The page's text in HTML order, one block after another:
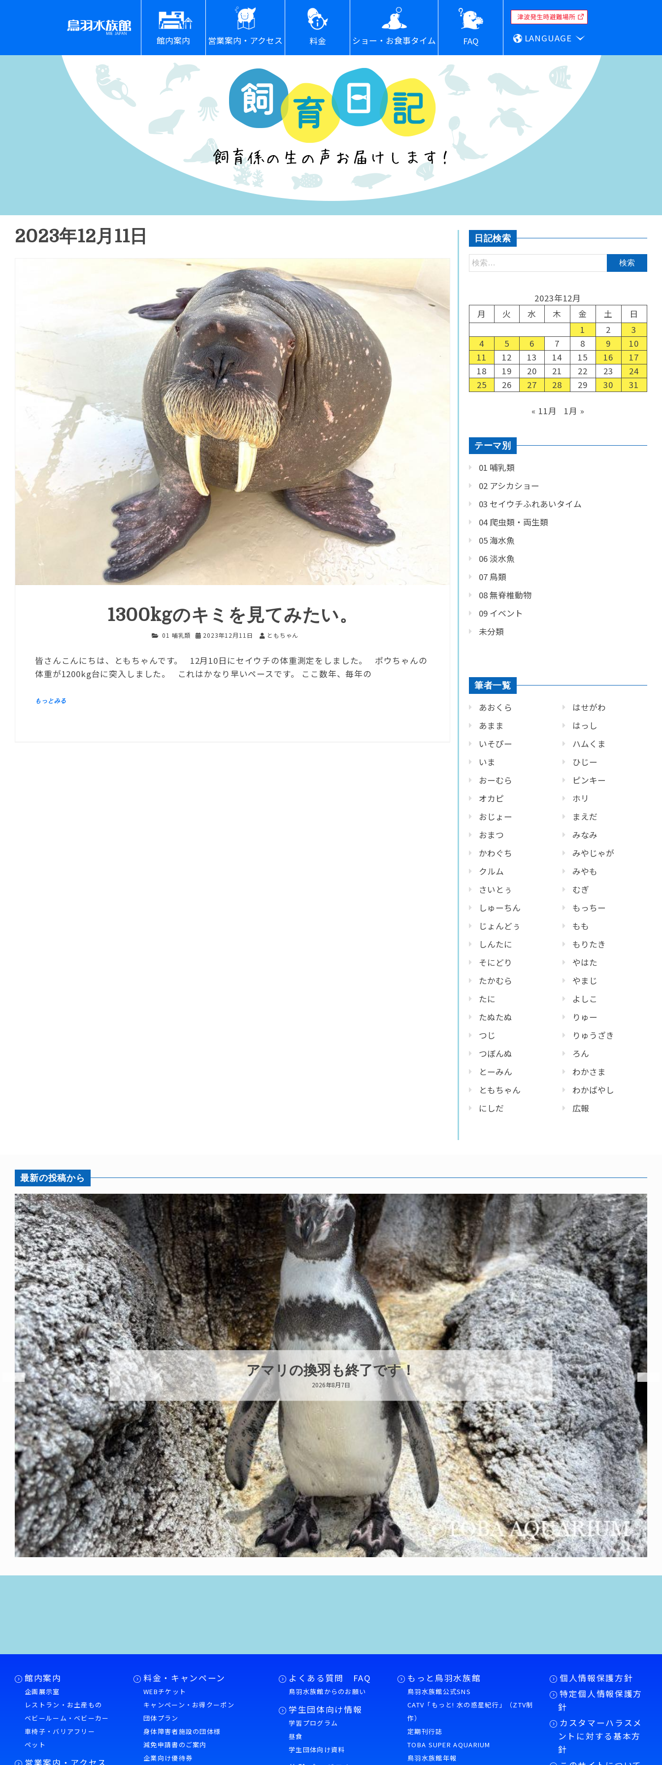
館内案内 営業案内・アクセス 料金 ショー・お食事タイム FAQ LANGUAGE
2023年12月11日
1300kgのキミを見てみたい。
01 哺乳類 2023年12月11日 ともちゃん
皆さんこんにちは、ともちゃんです。 12月10日にセイウチの体重測定をしました。 ポウちゃんの
体重が1200kg台に突入しました。 これはかなり早いペースです。 ここ数年、毎年の
日記検索
2023年12月
月
火 水 木 金 土
日
1
2
3
4
5 6 7 8 9
10
11
12 13 14 15 16
17
18
19 20 21 22 23
24
25
26 27 28 29 30 31
« 11月 1月 »
テーマ別
01 哺乳類
02 アシカショー
03 セイウチふれあいタイム
04 爬虫類・両生類
05 海水魚
06 淡水魚
07 鳥類
08 無脊椎動物
09 イベント
未分類
筆者一覧
あおくら
あまま
いそぴー
いま
おーむら
オカピ
おじょー
おまつ
かわぐち
クルム
さいとぅ
しゅーちん
じょんどぅ
しんたに
そにどり
たかむら
たに
たぬたぬ
つじ
つぼんぬ
とーみん
ともちゃん
にしだ
はせがわ
はっし
ハムくま
ひじー
ピンキー
ホリ
まえだ
みなみ
みやじゃが
みやも
むぎ
もっちー
もも
もりたき
やはた
やまじ
よしこ
りゅー
りゅうざき
ろん
わかさま
わかばやし
広報
最新の投稿から
トビウオ幼魚展示中！
2026年8月6日
館内案内
企画展示室
レストラン・お土産もの
ベビールーム・ベビーカー
車椅子・バリアフリー
ペット
営業案内・アクセス
料金・キャンペーン
WEBチケット
キャンペーン・お得クーポン
団体プラン
身体障害者施設の団体様
減免申請書のご案内
企業向け優待券
よくある質問 FAQ
鳥羽水族館からのお願い
学生団体向け情報
学習プログラム
昼食
学生団体向け資料
もっと鳥羽水族館
鳥羽水族館公式SNS
CATV「もっと! 水の惑星紀行」（ZTV制
作）
定期刊行誌
TOBA SUPER AQUARIUM
鳥羽水族館年報
個人情報保護方針
特定個人情報保護方
針
カスタマーハラスメ
ントに対する基本方
針